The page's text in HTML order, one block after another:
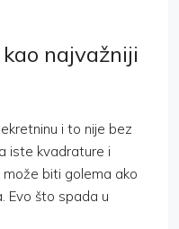
najvažniji
i to nije bez
iste kvadrature i
može biti golema ako
Evo što spada u